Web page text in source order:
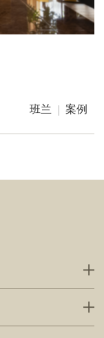
班兰 案例